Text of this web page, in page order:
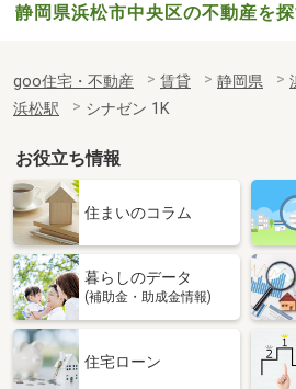
静岡県浜松市中央区の不動産を
goo住宅・不動産 賃貸 静岡県
浜松駅
シナゼン 1K
お役立ち情報
住まいのコラム
暮らしのデータ
(補助金・助成金情報)
住宅ローン